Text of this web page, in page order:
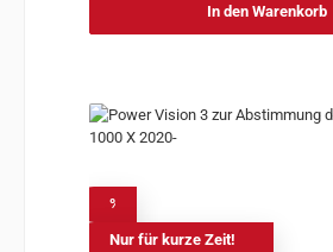
In den Warenkorb
Nur für kurze Zeit!